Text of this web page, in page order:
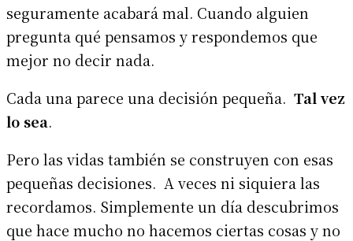
seguramente acabará mal. Cuando alguien
pregunta qué pensamos y respondemos que
mejor no decir nada.
Cada una parece una decisión pequeña. Tal vez
lo sea.
Pero las vidas también se construyen con esas
pequeñas decisiones. A veces ni siquiera las
recordamos. Simplemente un día descubrimos
que hace mucho no hacemos ciertas cosas y no